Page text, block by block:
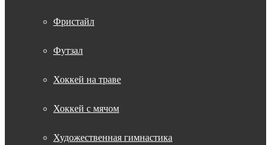
Фристайл
Футзал
Хоккей на траве
Хоккей с мячом
Художественная гимнастика